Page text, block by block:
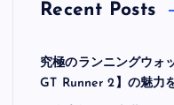
Recent Posts
究極のランニングウォ
GT Runner 2】の魅力